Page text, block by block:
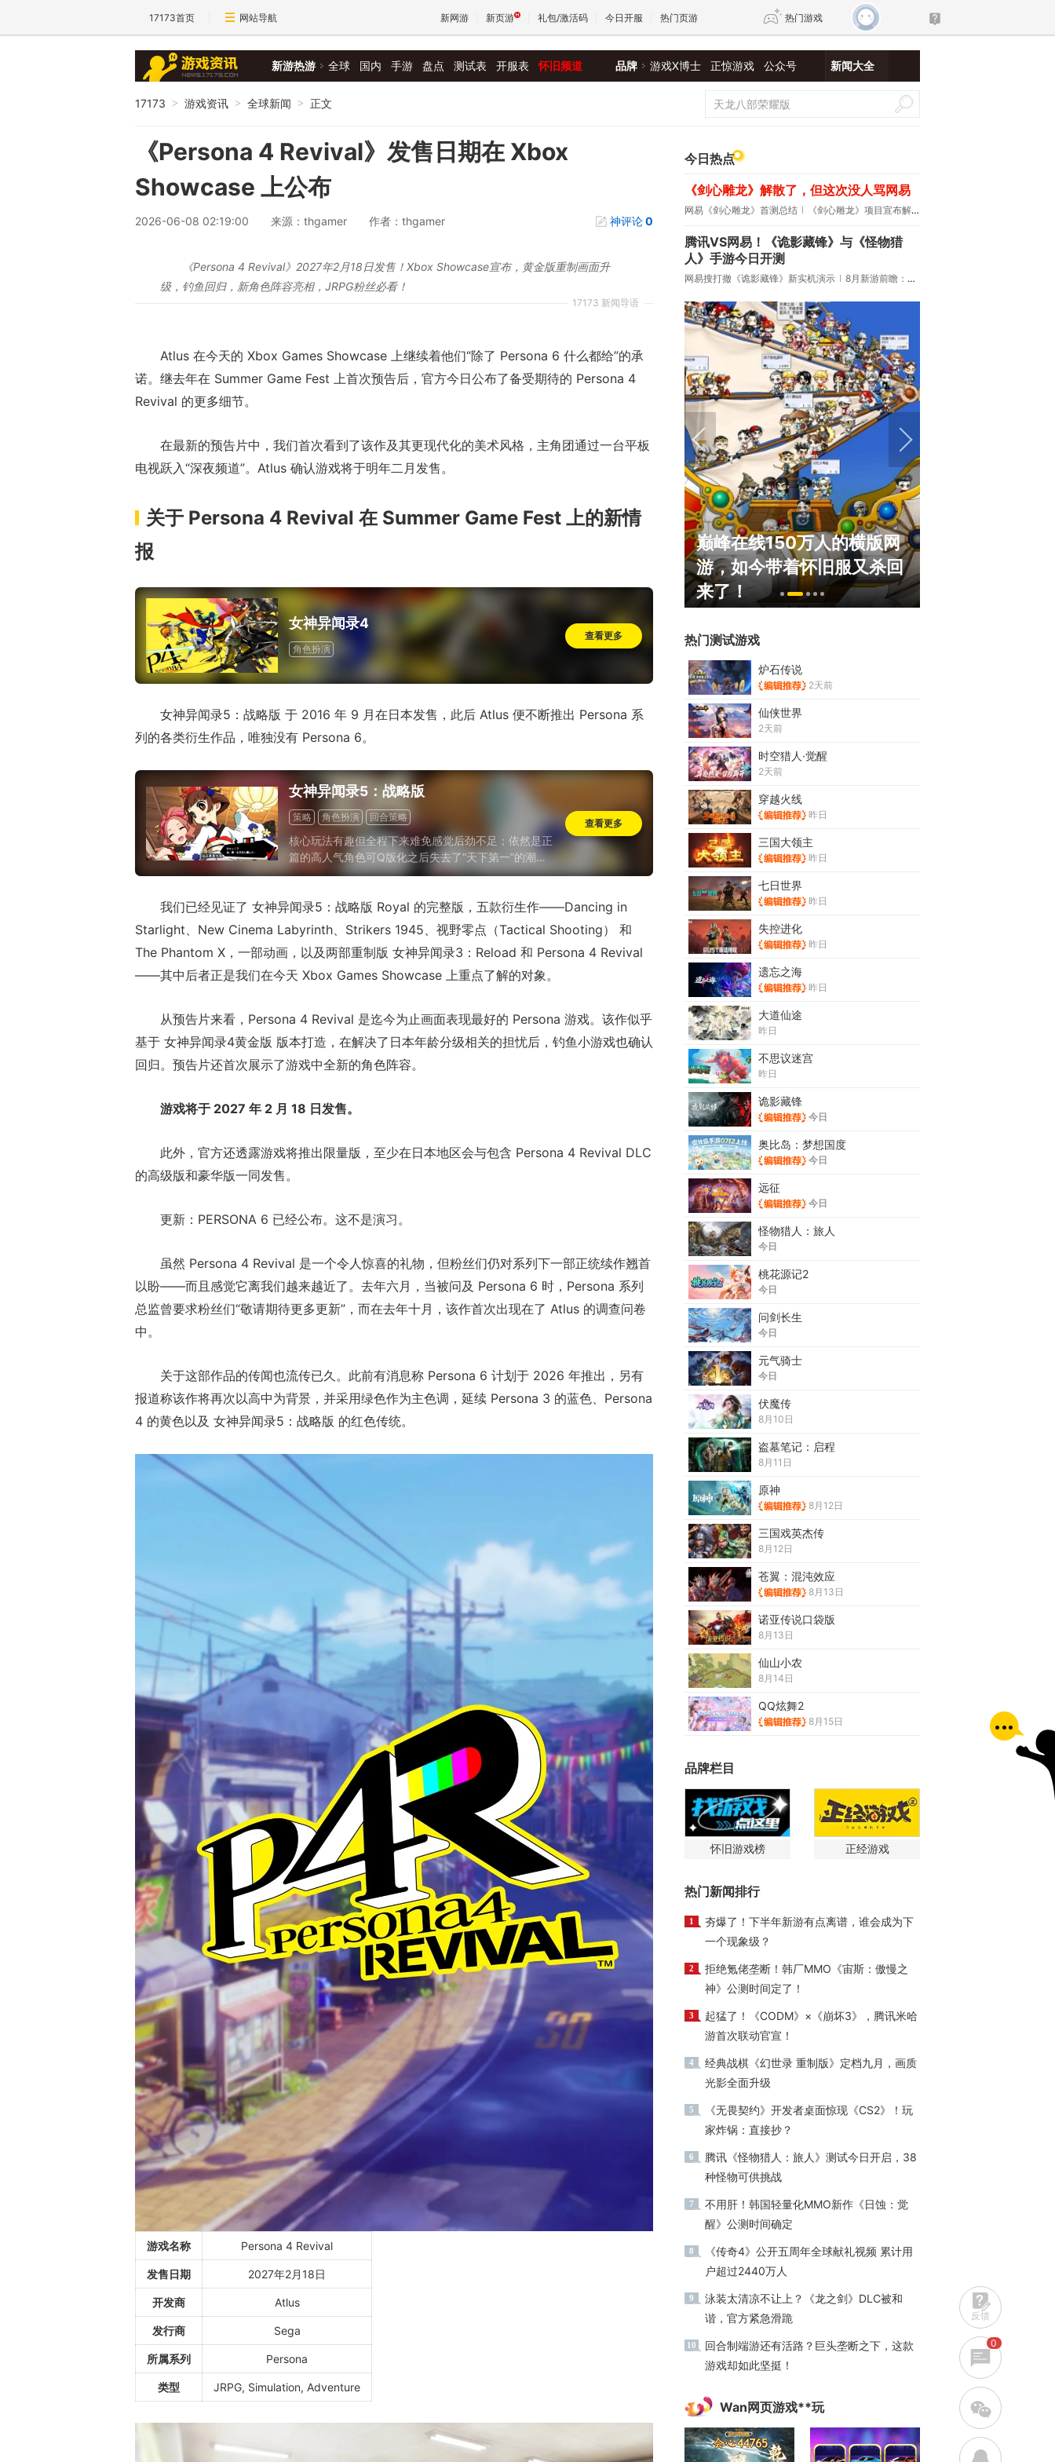
17173首页 网站导航 新网游 新页游 礼包/激活码 今日开服 热门页游 热门游戏
王权与自由 诛仙世界 新仙侠5
新游热游 全球 国内 手游 盘点 测试表 开服表 怀旧频道 品牌 游戏X博士 正惊游戏 公众号 新闻大全
17173 > 游戏资讯 > 全球新闻 > 正文
《Persona 4 Revival》发售日期在 Xbox
Showcase 上公布
2026-06-08 02:19:00 来源：thgamer 作者：thgamer 神评论0
17173 新闻导语
《Persona 4 Revival》2027年2月18日发售！Xbox Showcase宣布，黄金版重制画面升
级，钓鱼回归，新角色阵容亮相，JRPG粉丝必看！
Atlus 在今天的 Xbox Games Showcase 上继续着他们“除了 Persona 6 什么都给”的承
诺。继去年在 Summer Game Fest 上首次预告后，官方今日公布了备受期待的 Persona 4
Revival 的更多细节。
在最新的预告片中，我们首次看到了该作及其更现代化的美术风格，主角团通过一台平板
电视跃入“深夜频道”。Atlus 确认游戏将于明年二月发售。
关于 Persona 4 Revival 在 Summer Game Fest 上的新情
报
女神异闻录4
角色扮演
查看更多
女神异闻录5：战略版 于 2016 年 9 月在日本发售，此后 Atlus 便不断推出 Persona 系
列的各类衍生作品，唯独没有 Persona 6。
女神异闻录5：战略版
策略 角色扮演 回合策略
核心玩法有趣但全程下来难免感觉后劲不足；依然是正
篇的高人气角色可Q版化之后失去了“天下第一”的潮流
质感；人格面具空有数量却没有匹配的build价值；剧
角色的人物弧光；倒是音乐保持了一贯高水准...如果你
是XGP用户或者想和熟悉的P5角色再一起共度一段时
光，那么P5T会是近期一个稳健的选择。
查看更多
我们已经见证了 女神异闻录5：战略版 Royal 的完整版，五款衍生作——Dancing in
Starlight、New Cinema Labyrinth、Strikers 1945、视野零点（Tactical Shooting） 和
The Phantom X，一部动画，以及两部重制版 女神异闻录3：Reload 和 Persona 4 Revival
——其中后者正是我们在今天 Xbox Games Showcase 上重点了解的对象。
从预告片来看，Persona 4 Revival 是迄今为止画面表现最好的 Persona 游戏。该作似乎
基于 女神异闻录4黄金版 版本打造，在解决了日本年龄分级相关的担忧后，钓鱼小游戏也确认
回归。预告片还首次展示了游戏中全新的角色阵容。
游戏将于 2027 年 2 月 18 日发售。
此外，官方还透露游戏将推出限量版，至少在日本地区会与包含 Persona 4 Revival DLC
的高级版和豪华版一同发售。
更新：PERSONA 6 已经公布。这不是演习。
虽然 Persona 4 Revival 是一个令人惊喜的礼物，但粉丝们仍对系列下一部正统续作翘首
以盼——而且感觉它离我们越来越近了。去年六月，当被问及 Persona 6 时，Persona 系列
总监曾要求粉丝们“敬请期待更多更新”，而在去年十月，该作首次出现在了 Atlus 的调查问卷
中。
关于这部作品的传闻也流传已久。此前有消息称 Persona 6 计划于 2026 年推出，另有
报道称该作将再次以高中为背景，并采用绿色作为主色调，延续 Persona 3 的蓝色、Persona
4 的黄色以及 女神异闻录5：战略版 的红色传统。
游戏名称 Persona 4 Revival
发售日期 2027年2月18日
开发商 Atlus
发行商 Sega
所属系列 Persona
类型 JRPG, Simulation, Adventure
今日热点
《剑心雕龙》解散了，但这次没人骂网易
网易《剑心雕龙》首测总结 《剑心雕龙》项目宣布解散
腾讯VS网易！《诡影藏锋》与《怪物猎
人》手游今日开测
网易搜打撤《诡影藏锋》新实机演示 8月新游前瞻：《诡秘之主》领衔
巅峰在线150万人的横版网
游，如今带着怀旧服又杀回
来了！
热门测试游戏
炉石传说
2天前
仙侠世界
2天前
时空猎人·觉醒
2天前
穿越火线
昨日
三国大领主
昨日
七日世界
昨日
失控进化
昨日
遗忘之海
昨日
大道仙途
昨日
不思议迷宫
昨日
诡影藏锋
今日
奥比岛：梦想国度
今日
远征
今日
怪物猎人：旅人
今日
桃花源记2
今日
问剑长生
今日
元气骑士
今日
伏魔传
8月10日
盗墓笔记：启程
8月11日
原神
8月12日
三国戏英杰传
8月12日
苍翼：混沌效应
8月13日
诺亚传说口袋版
8月13日
仙山小农
8月14日
QQ炫舞2
8月15日
品牌栏目
怀旧游戏榜 正经游戏
热门新闻排行
1
夯爆了！下半年新游有点离谱，谁会成为下
一个现象级？
2
拒绝氪佬垄断！韩厂MMO《宙斯：傲慢之
神》公测时间定了！
3
起猛了！《CODM》×《崩坏3》，腾讯米哈
游首次联动官宣！
4
经典战棋《幻世录 重制版》定档九月，画质
光影全面升级
5
《无畏契约》开发者桌面惊现《CS2》！玩
家炸锅：直接抄？
6
腾讯《怪物猎人：旅人》测试今日开启，38
种怪物可供挑战
7
不用肝！韩国轻量化MMO新作《日蚀：觉
醒》公测时间确定
8
《传奇4》公开五周年全球献礼视频 累计用
户超过2440万人
9
泳装太清凉不让上？《龙之剑》DLC被和
谐，官方紧急滑跪
10
回合制端游还有活路？巨头垄断之下，这款
游戏却如此坚挺！
Wan网页游戏**玩
反馈
0
w